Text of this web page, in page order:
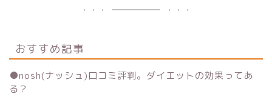
おすすめ記事
●nosh(ナッシュ)口コミ評判。ダイエットの効果ってあ
る？